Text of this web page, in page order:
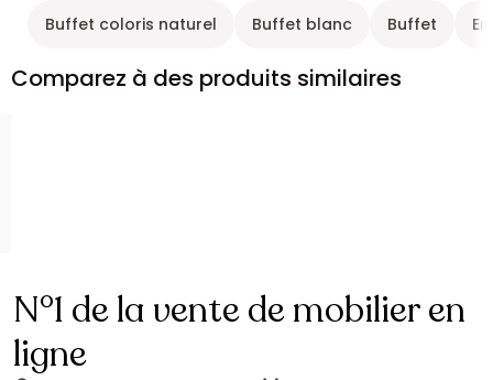
Buffet coloris naturel Buffet blanc Buffet
Comparez à des produits similaires
N°1 de la vente de mobilier en
ligne